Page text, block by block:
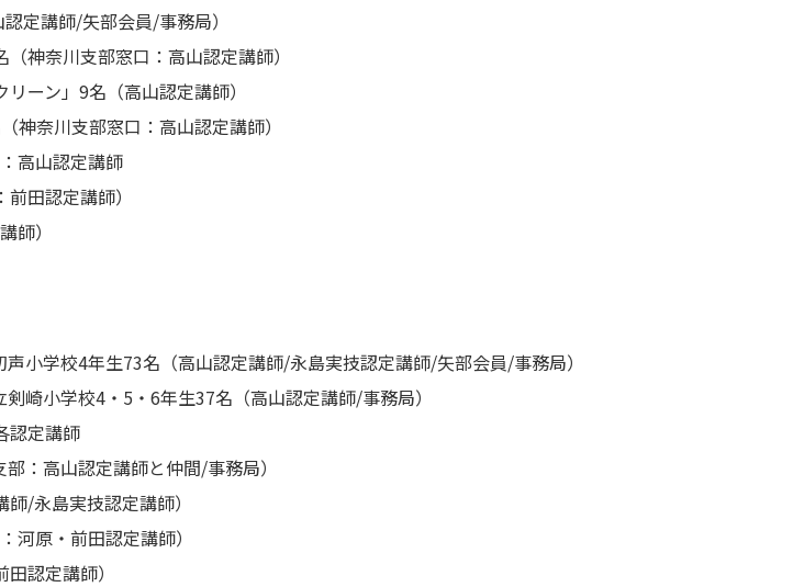
定講師/矢部会員/事務局）
神奈川支部窓口：高山認定講師）
ーン」9名（高山認定講師）
神奈川支部窓口：高山認定講師）
高山認定講師
田認定講師）
師）
小学校4年生73名（高山認定講師/永島実技認定講師/矢部会員/事務局）
小学校4・5・6年生37名（高山認定講師/事務局）
認定講師
：高山認定講師と仲間/事務局）
/永島実技認定講師）
原・前田認定講師）
認定講師）